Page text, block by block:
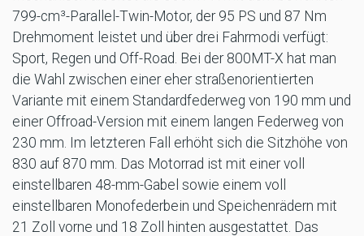
799-cm³-Parallel-Twin-Motor, der 95 PS und 87 Nm
Drehmoment leistet und über drei Fahrmodi verfügt:
Sport, Regen und Off-Road. Bei der 800MT-X hat man
die Wahl zwischen einer eher straßenorientierten
Variante mit einem Standardfederweg von 190 mm und
einer Offroad-Version mit einem langen Federweg von
230 mm. Im letzteren Fall erhöht sich die Sitzhöhe von
830 auf 870 mm. Das Motorrad ist mit einer voll
einstellbaren 48-mm-Gabel sowie einem voll
einstellbaren Monofederbein und Speichenrädern mit
21 Zoll vorne und 18 Zoll hinten ausgestattet. Das